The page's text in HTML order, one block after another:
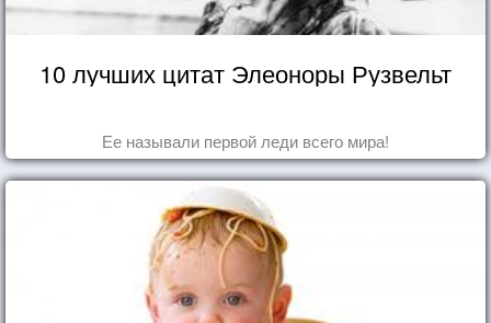
10 лучших цитат Элеоноры Рузвельт
Ее называли первой леди всего мира!